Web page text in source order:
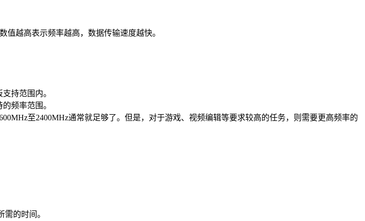
越高表示频率越高，数据传输速度越快。
持范围内。
频率范围。
至2400MHz通常就足够了。但是，对于游戏、视频编辑等要求较高的任务，则需要更高频率的
的时间。